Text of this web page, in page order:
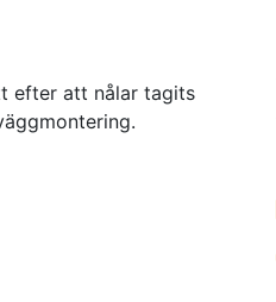
efter att nålar tagits